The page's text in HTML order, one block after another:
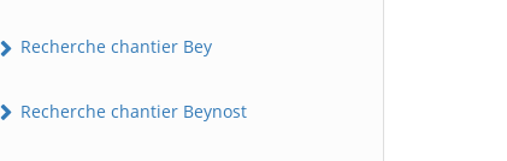
Recherche chantier Bey
Recherche chantier Beynost